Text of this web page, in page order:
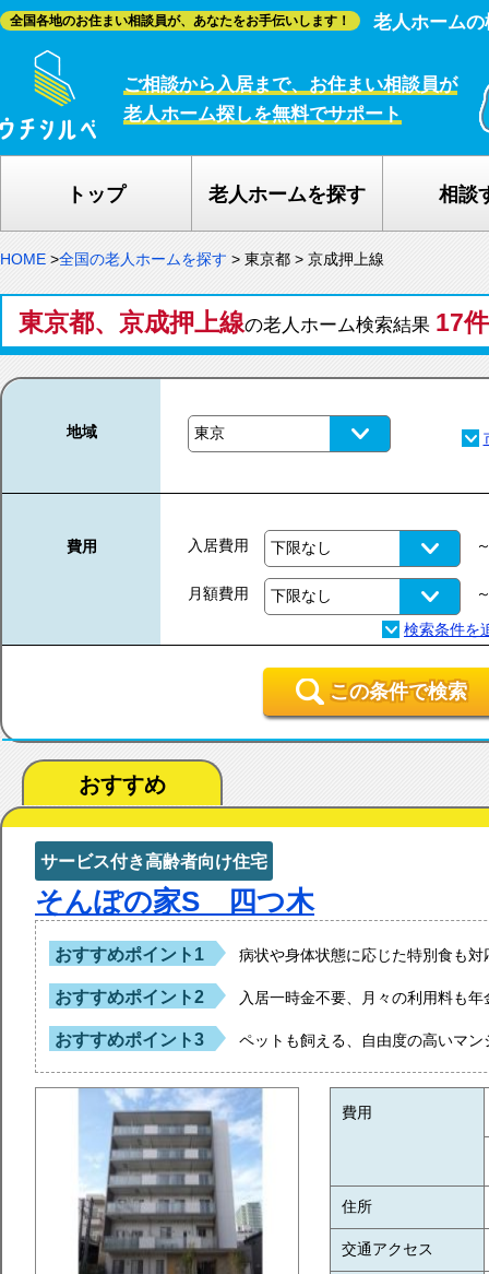
全国各地のお住まい相談員が、あなたをお手伝いします！ 老人ホーム
ご相談から入居まで、お住まい相談員が
老人ホーム探しを無料でサポート
トップ 老人ホームを探す 相談
HOME >全国の老人ホームを探す > 東京都 > 京成押上線
東京都、京成押上線の老人ホーム検索結果 17件
地域
費用 入居費用
月額費用
この条件で検索
おすすめ
サービス付き高齢者向け住宅
そんぽの家S 四つ木
おすすめポイント1 病状や身体状態に応じた特別食も対
おすすめポイント2 入居一時金不要、月々の利用料も
おすすめポイント3 ペットも飼える、自由度の高いマ
費用
住所
交通アクセス